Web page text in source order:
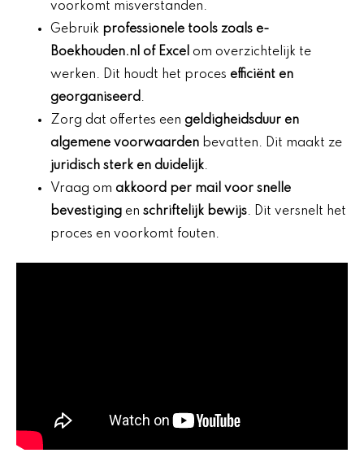
voorkomt misverstanden.
Gebruik professionele tools zoals e-
Boekhouden.nl of Excel om overzichtelijk te
werken. Dit houdt het proces efficiënt en
georganiseerd .
Zorg dat offertes een geldigheidsduur en
algemene voorwaarden bevatten. Dit maakt ze
juridisch sterk en duidelijk.
Vraag om akkoord per mail voor snelle
bevestiging en schriftelijk bewijs. Dit versnelt het
proces en voorkomt fouten.